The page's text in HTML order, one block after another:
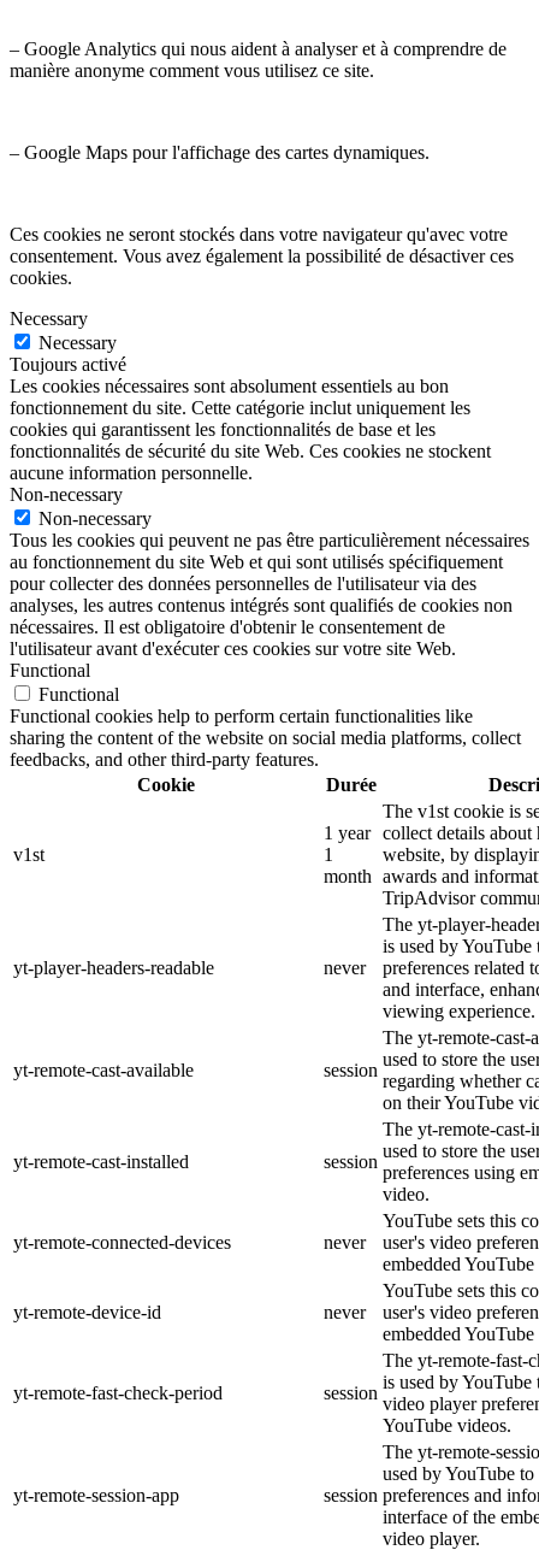
– Google Analytics qui nous aident à analyser et à comprendre de
manière anonyme comment vous utilisez ce site.
– Google Maps pour l'affichage des cartes dynamiques.
Ces cookies ne seront stockés dans votre navigateur qu'avec votre
consentement. Vous avez également la possibilité de désactiver ces
cookies.
Necessary
Necessary
Toujours activé
Les cookies nécessaires sont absolument essentiels au bon
fonctionnement du site. Cette catégorie inclut uniquement les
cookies qui garantissent les fonctionnalités de base et les
fonctionnalités de sécurité du site Web. Ces cookies ne stockent
aucune information personnelle.
Non-necessary
Non-necessary
Tous les cookies qui peuvent ne pas être particulièrement nécessaires
au fonctionnement du site Web et qui sont utilisés spécifiquement
pour collecter des données personnelles de l'utilisateur via des
analyses, les autres contenus intégrés sont qualifiés de cookies non
nécessaires. Il est obligatoire d'obtenir le consentement de
l'utilisateur avant d'exécuter ces cookies sur votre site Web.
Functional
Functional
Functional cookies help to perform certain functionalities like
sharing the content of the website on social media platforms, collect
feedbacks, and other third-party features.
Cookie
Durée
v1st
1 year
1
month
The v1st cookie is
collect details
website, by
awards and
TripAdvisor
yt-player-headers-readable never
The yt-player-
is used by YouTube
preferences related
and interface,
viewing experience.
yt-remote-cast-available session
The yt-remote-cast-
used to store the
regarding whether
on their YouTube
yt-remote-cast-installed session
The yt-remote-cast-
used to store the
preferences using
video.
yt-remote-connected-devices never
YouTube sets this
user's video
embedded
yt-remote-device-id never
YouTube sets this
user's video
embedded
yt-remote-fast-check-period session
The yt-remote-fast-
is used by YouTube
video player
YouTube videos.
yt-remote-session-app session
The yt-remote-
used by YouTube to
preferences and
interface of the
video player.